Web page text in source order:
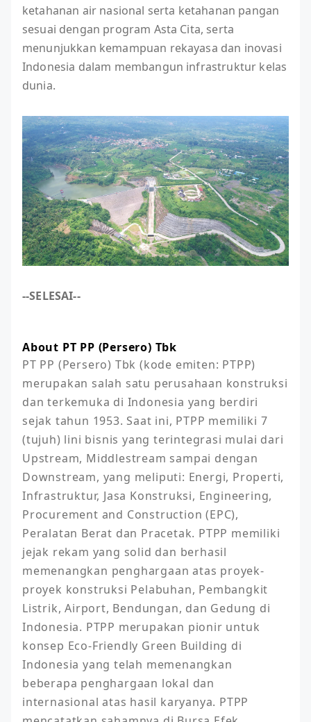
ketahanan air nasional serta ketahanan pangan
sesuai dengan program Asta Cita, serta
menunjukkan kemampuan rekayasa dan inovasi
Indonesia dalam membangun infrastruktur kelas
dunia.
--SELESAI--
About PT PP (Persero) Tbk
PT PP (Persero) Tbk (kode emiten: PTPP)
merupakan salah satu perusahaan konstruksi
dan terkemuka di Indonesia yang berdiri
sejak tahun 1953. Saat ini, PTPP memiliki 7
(tujuh) lini bisnis yang terintegrasi mulai dari
Upstream, Middlestream sampai dengan
Downstream, yang meliputi: Energi, Properti,
Infrastruktur, Jasa Konstruksi, Engineering,
Procurement and Construction (EPC),
Peralatan Berat dan Pracetak. PTPP memiliki
jejak rekam yang solid dan berhasil
memenangkan penghargaan atas proyek-
proyek konstruksi Pelabuhan, Pembangkit
Listrik, Airport, Bendungan, dan Gedung di
Indonesia. PTPP merupakan pionir untuk
konsep Eco-Friendly Green Building di
Indonesia yang telah memenangkan
beberapa penghargaan lokal dan
internasional atas hasil karyanya. PTPP